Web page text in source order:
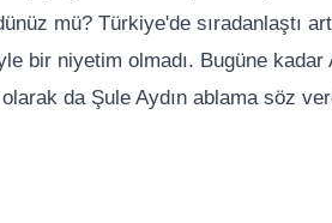
mü? Türkiye'de sıradanlaştı
bir niyetim olmadı. Bugüne kadar
da Şule Aydın ablama söz